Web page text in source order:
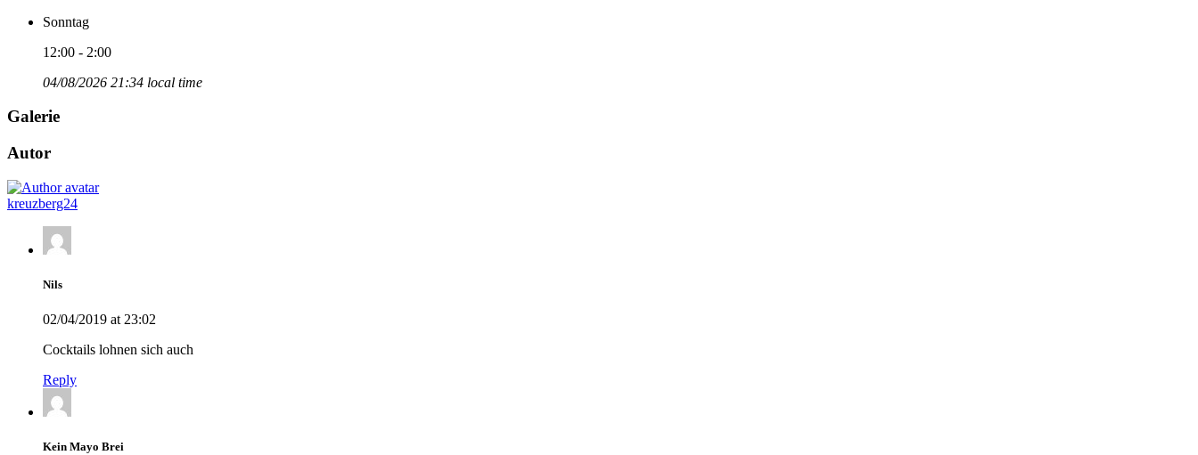
Sonntag
12:00 - 2:00
04/08/2026 21:34 local time
Galerie
Autor
kreuzberg24
Nils
02/04/2019 at 23:02
Cocktails lohnen sich auch
Reply
Kein Mayo Brei